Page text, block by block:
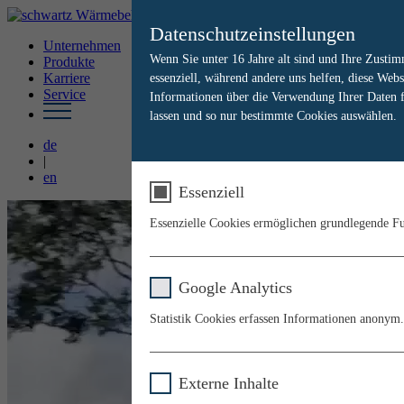
Unternehmen
Produkte
Karriere
Service
de
|
en
Datenschutzeinstellungen
Wenn Sie unter 16 Jahre alt sind und Ihre
essenziell, während andere uns helfen, diese
Informationen über die Verwendung Ihrer Daten
lassen und so nur bestimmte Cookies auswählen.
Essenziell
Essenzielle Cookies ermöglichen grundlegende
Laufzeit
Zweck
Google Analytics
Statistik Cookies erfassen Informationen
Externe Inhalte